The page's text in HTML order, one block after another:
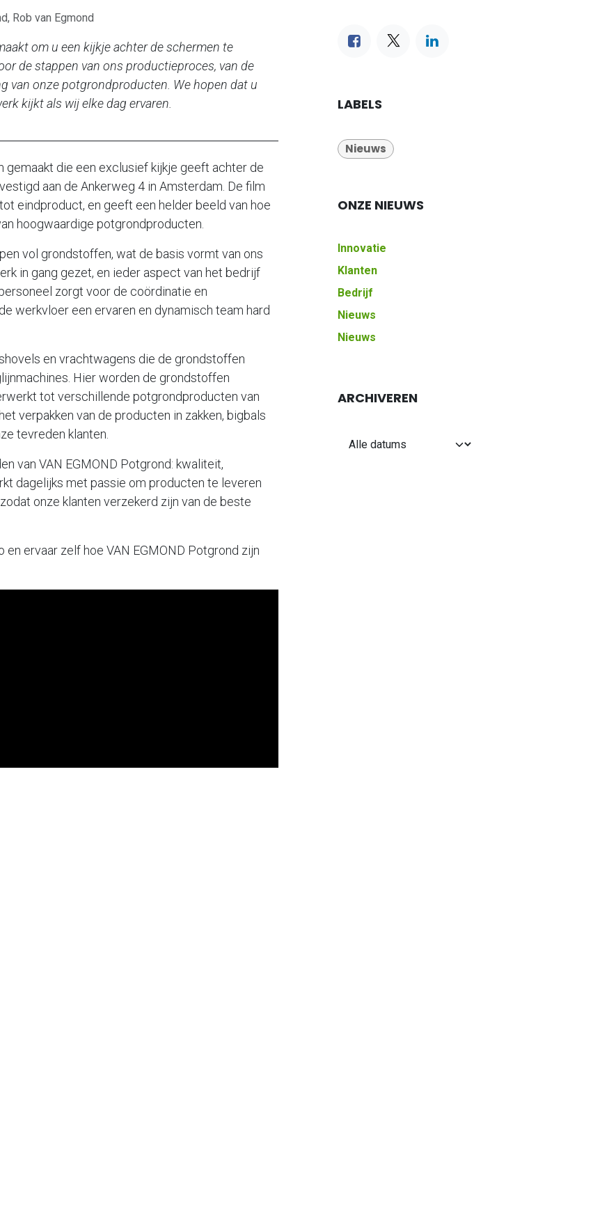
Rob van Egmond
om u een kijkje achter de schermen te
de stappen van ons productieproces, van de
van onze potgrondproducten. We hopen dat u
kijkt als wij elke dag ervaren.
gemaakt die een exclusief kijkje geeft achter de
aan de Ankerweg 4 in Amsterdam. De film
eindproduct, en geeft een helder beeld van hoe
hoogwaardige potgrondproducten.
vol grondstoffen, wat de basis vormt van ons
in gang gezet, en ieder aspect van het bedrijf
zorgt voor de coördinatie en
werkvloer een ervaren en dynamisch team hard
en vrachtwagens die de grondstoffen
Hier worden de grondstoffen
tot verschillende potgrondproducten van
verpakken van de producten in zakken, bigbals
tevreden klanten.
van VAN EGMOND Potgrond: kwaliteit,
dagelijks met passie om producten te leveren
onze klanten verzekerd zijn van de beste
ervaar zelf hoe VAN EGMOND Potgrond zijn
LABELS
Nieuws
ONZE NIEUWS
Innovatie
Klanten
Bedrijf
Nieuws
Nieuws
ARCHIVEREN